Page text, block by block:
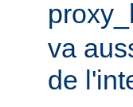
va
de